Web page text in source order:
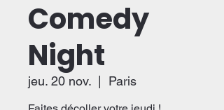
Comedy
Night
jeu. 20 nov.
  |
Paris